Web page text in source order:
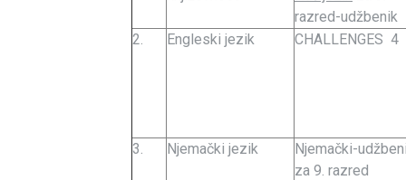
razred-udžbenik
2.
Engleski jezik CHALLENGES 4
3. Njemački jezik
Njemački-
za 9. razred